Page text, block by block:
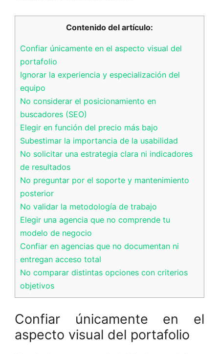
Contenido del artículo:
Confiar únicamente en el aspecto visual del
portafolio
Ignorar la experiencia y especialización del
equipo
No considerar el posicionamiento en
buscadores (SEO)
Elegir en función del precio más bajo
Subestimar la importancia de la usabilidad
No solicitar una estrategia clara ni indicadores
de resultados
No preguntar por el soporte y mantenimiento
posterior
No validar la metodología de trabajo
Elegir una agencia que no comprende tu
modelo de negocio
Confiar en agencias que no documentan ni
entregan acceso total
No comparar distintas opciones con criterios
objetivos
Confiar únicamente en el
aspecto visual del portafolio